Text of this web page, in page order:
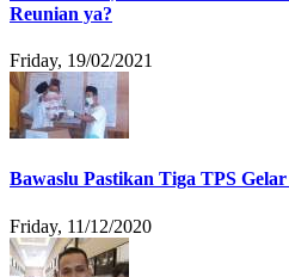
Reunian ya?
Friday, 19/02/2021
Bawaslu Pastikan Tiga TPS
Friday, 11/12/2020